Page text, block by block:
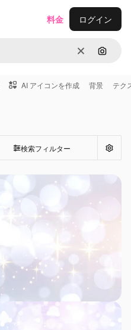
消去 画像で
料金 ログイン
AI アイコンを作成 背景 テク
検索フィルター